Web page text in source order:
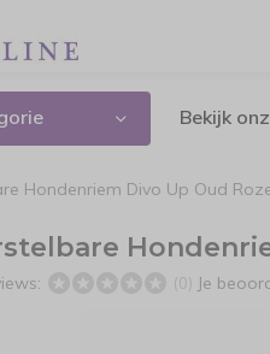
Bekijk
Hondenriem Divo Up Oud
(0) Je